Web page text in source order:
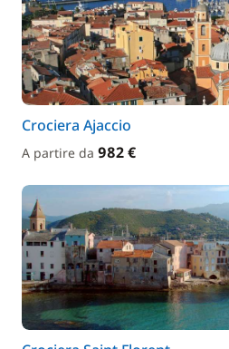
Crociera Ajaccio
A partire da 982 €